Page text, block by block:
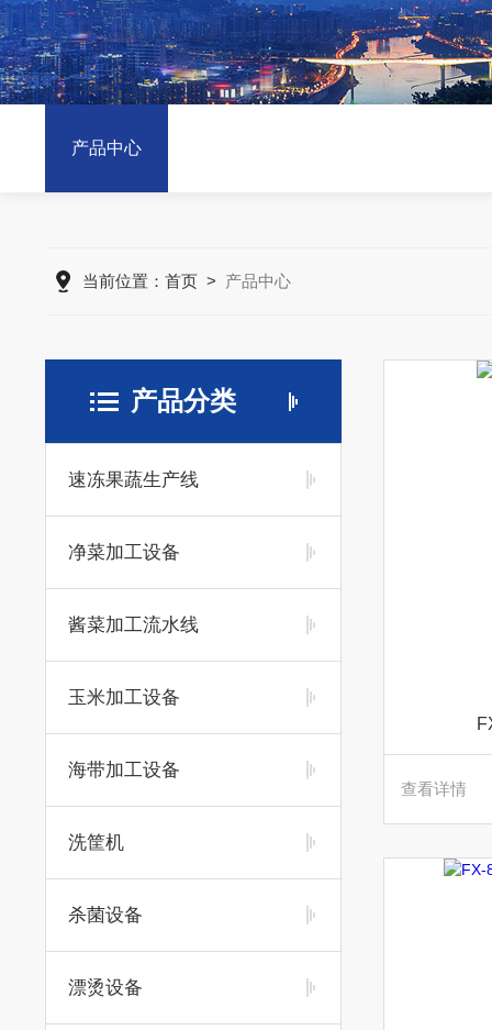
产品中心
当前位置： 首页> 产品中心
产品分类
速冻果蔬生产线
净菜加工设备
酱菜加工流水线
玉米加工设备
海带加工设备
洗筐机
杀菌设备
漂烫设备
查看详情